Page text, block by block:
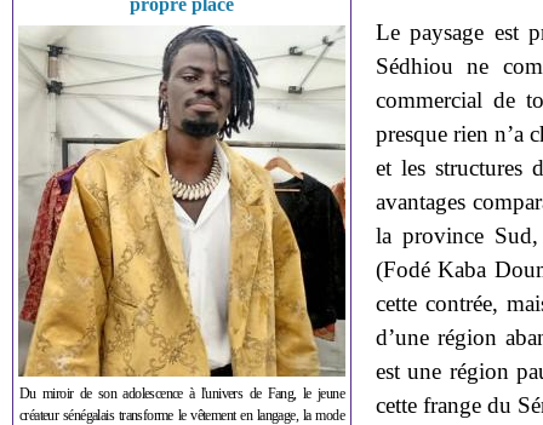
propre place
Du miroir de son adolescence à l'univers de Fang, le jeune
créateur sénégalais transforme le vêtement en langage, la mode
Le paysage est
Sédhiou ne
commercial de
presque rien n’a
et les structures
avantages
la province
(Fodé Kaba
cette contrée,
d’une région
est une région
cette frange du